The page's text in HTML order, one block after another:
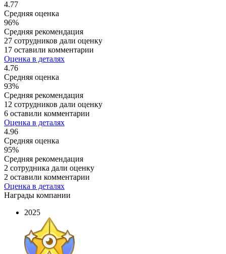
4.77
Средняя оценка
96%
Средняя рекомендация
27 сотрудников дали оценку
17 оставили комментарии
Оценка в деталях
4.76
Средняя оценка
93%
Средняя рекомендация
12 сотрудников дали оценку
6 оставили комментарии
Оценка в деталях
4.96
Средняя оценка
95%
Средняя рекомендация
2 сотрудника дали оценку
2 оставили комментарии
Оценка в деталях
Награды компании
2025